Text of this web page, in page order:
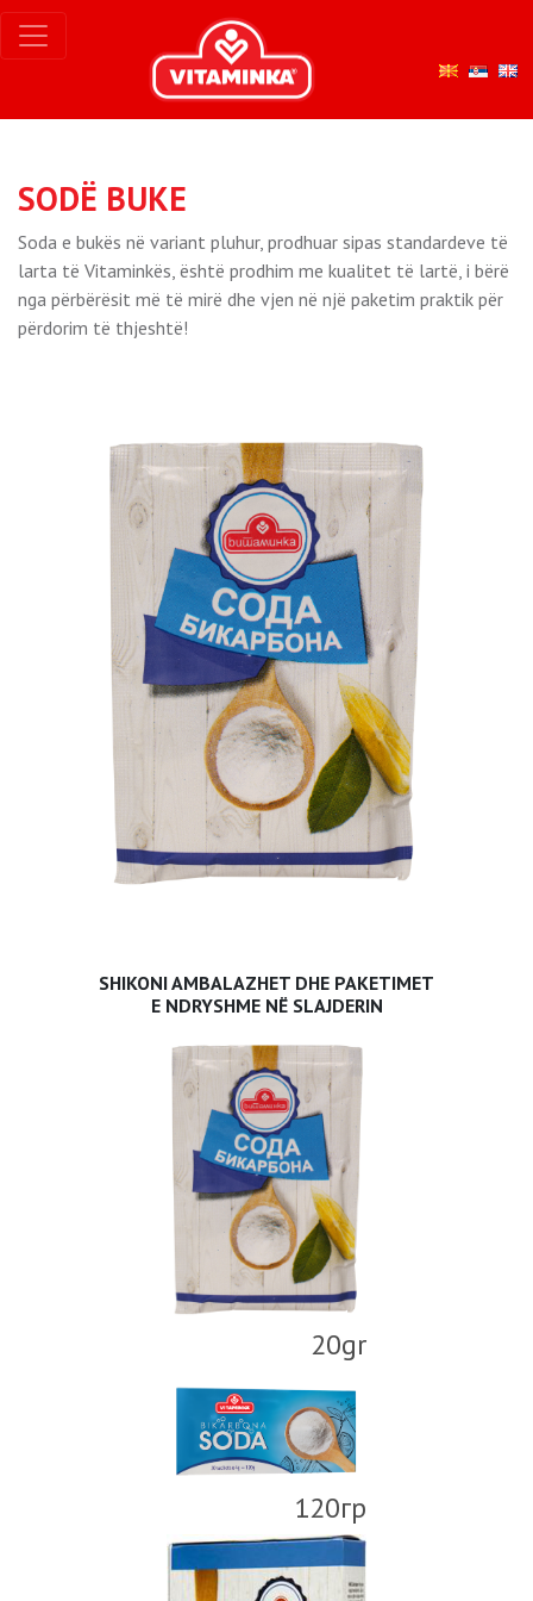
SODË BUKE
Soda e bukës në variant pluhur, prodhuar sipas standardeve të
larta të Vitaminkës, është prodhim me kualitet të lartë, i bërë
nga përbërësit më të mirë dhe vjen në një paketim praktik për
përdorim të thjeshtë!
SHIKONI AMBALAZHET DHE PAKETIMET
E NDRYSHME NË SLAJDERIN
20gr
120гр